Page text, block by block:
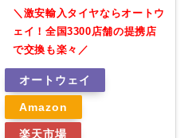
＼激安輸入タイヤならオートウ
ェイ！全国3300店舗の提携店
で交換も楽々／
オートウェイ
Amazon
楽天市場